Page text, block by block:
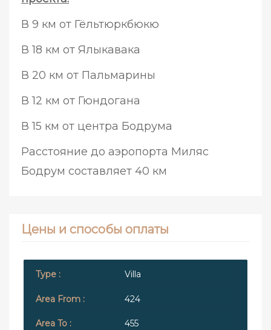
В 9 км от Гёльтюркбюкю
В 18 км от Ялыкавака
В 20 км от Пальмарины
В 12 км от Гюндогана
В 15 км от центра Бодрума
Расстояние до аэропорта Миляс
Бодрум составляет 40 км
Цены и способы оплаты
Villa
424
455